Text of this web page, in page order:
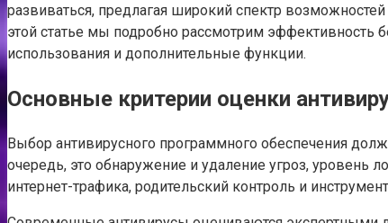
развиваться, предлагая широкий спектр
этой статье мы подробно рассмотрим эффективность
использования и дополнительные функции.
Основные критерии оценки
Выбор антивирусного программного обеспечения
очередь, это обнаружение и удаление угроз, уровень
интернет-трафика, родительский контроль и